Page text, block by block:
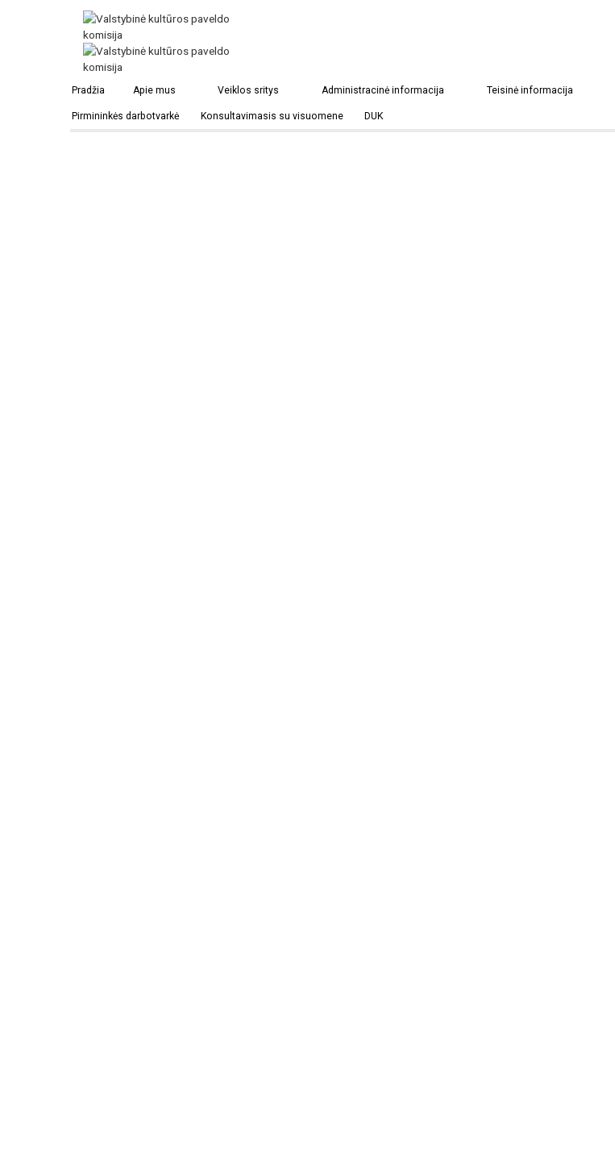
Pradžia Apie mus Veiklos sritys Administracinė informacija Teisinė informacija
Pirmininkės darbotvarkė Konsultavimasis su visuomene DUK
Benicos Švč. Trejybės bažnyčia
Pinskas